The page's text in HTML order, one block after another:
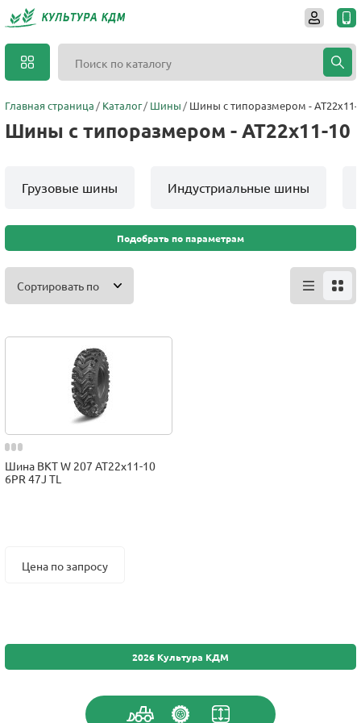
Главная страница Каталог Шины Шины с типоразмером - AT22x11-
Шины с типоразмером - AT22x11-10
Грузовые шины Индустриальные шины
Подобрать по параметрам
Сортировать по
Шина BKT W 207 AT22x11-10
6PR 47J TL
Цена по запросу
2026 Культура КДМ